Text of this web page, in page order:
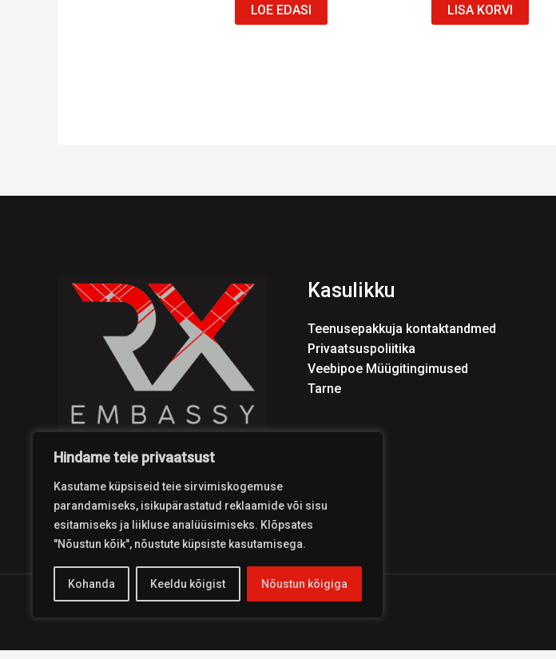
Hindame teie privaatsust
Kasutame küpsiseid teie sirvimiskogemuse
parandamiseks, isikupärastatud reklaamide või sisu
esitamiseks ja liikluse analüüsimiseks. Klõpsates
"Nõustun kõik", nõustute küpsiste kasutamisega.
Kohanda Keeldu kõigist Nõustun kõigiga
LOE EDASI LISA KORVI
Kasulikku
Teenusepakkuja kontaktandmed
Privaatsuspoliitika
Veebipoe Müügitingimused
Tarne
Copyright © 2026 Coolest Crosskart Shop